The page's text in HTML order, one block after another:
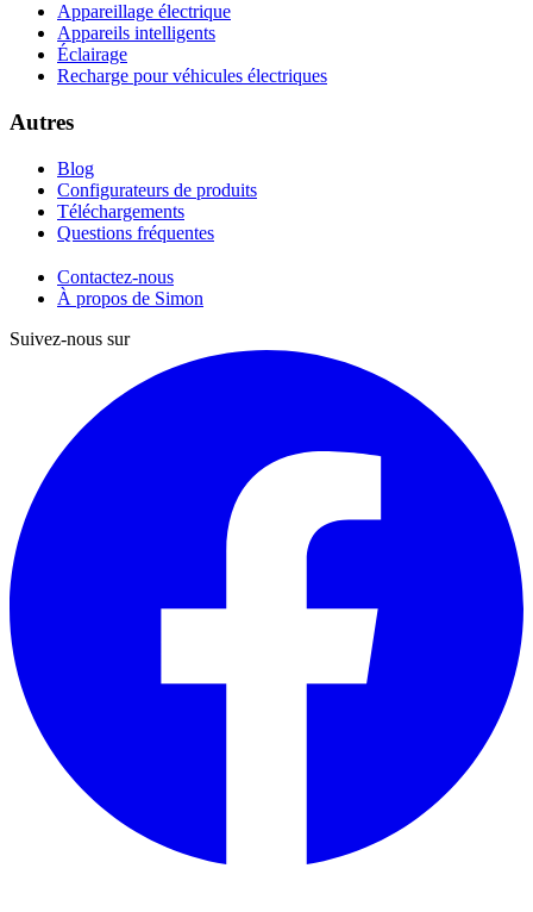
Appareillage électrique
Appareils intelligents
Éclairage
Recharge pour véhicules électriques
Autres
Blog
Configurateurs de produits
Téléchargements
Questions fréquentes
Contactez-nous
À propos de Simon
Suivez-nous sur